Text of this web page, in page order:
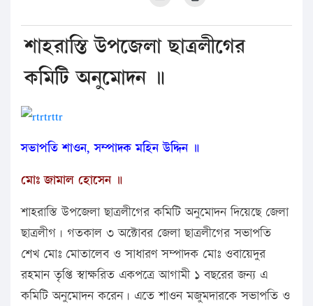
শাহরাস্তি উপজেলা ছাত্রলীগের
কমিটি অনুমোদন ॥
সভাপতি শাওন, সম্পাদক মহিন উদ্দিন ॥
মোঃ জামাল হোসেন ॥
শাহরাস্তি উপজেলা ছাত্রলীগের কমিটি অনুমোদন দিয়েছে জেলা
ছাত্রলীগ। গতকাল ৩ অক্টোবর জেলা ছাত্রলীগের সভাপতি
শেখ মোঃ মোতালেব ও সাধারণ সম্পাদক মোঃ ওবায়েদুর
রহমান তৃপ্তি স্বাক্ষরিত একপত্রে আগামী ১ বছরের জন্য এ
কমিটি অনুমোদন করেন। এতে শাওন মজুমদারকে সভাপতি ও